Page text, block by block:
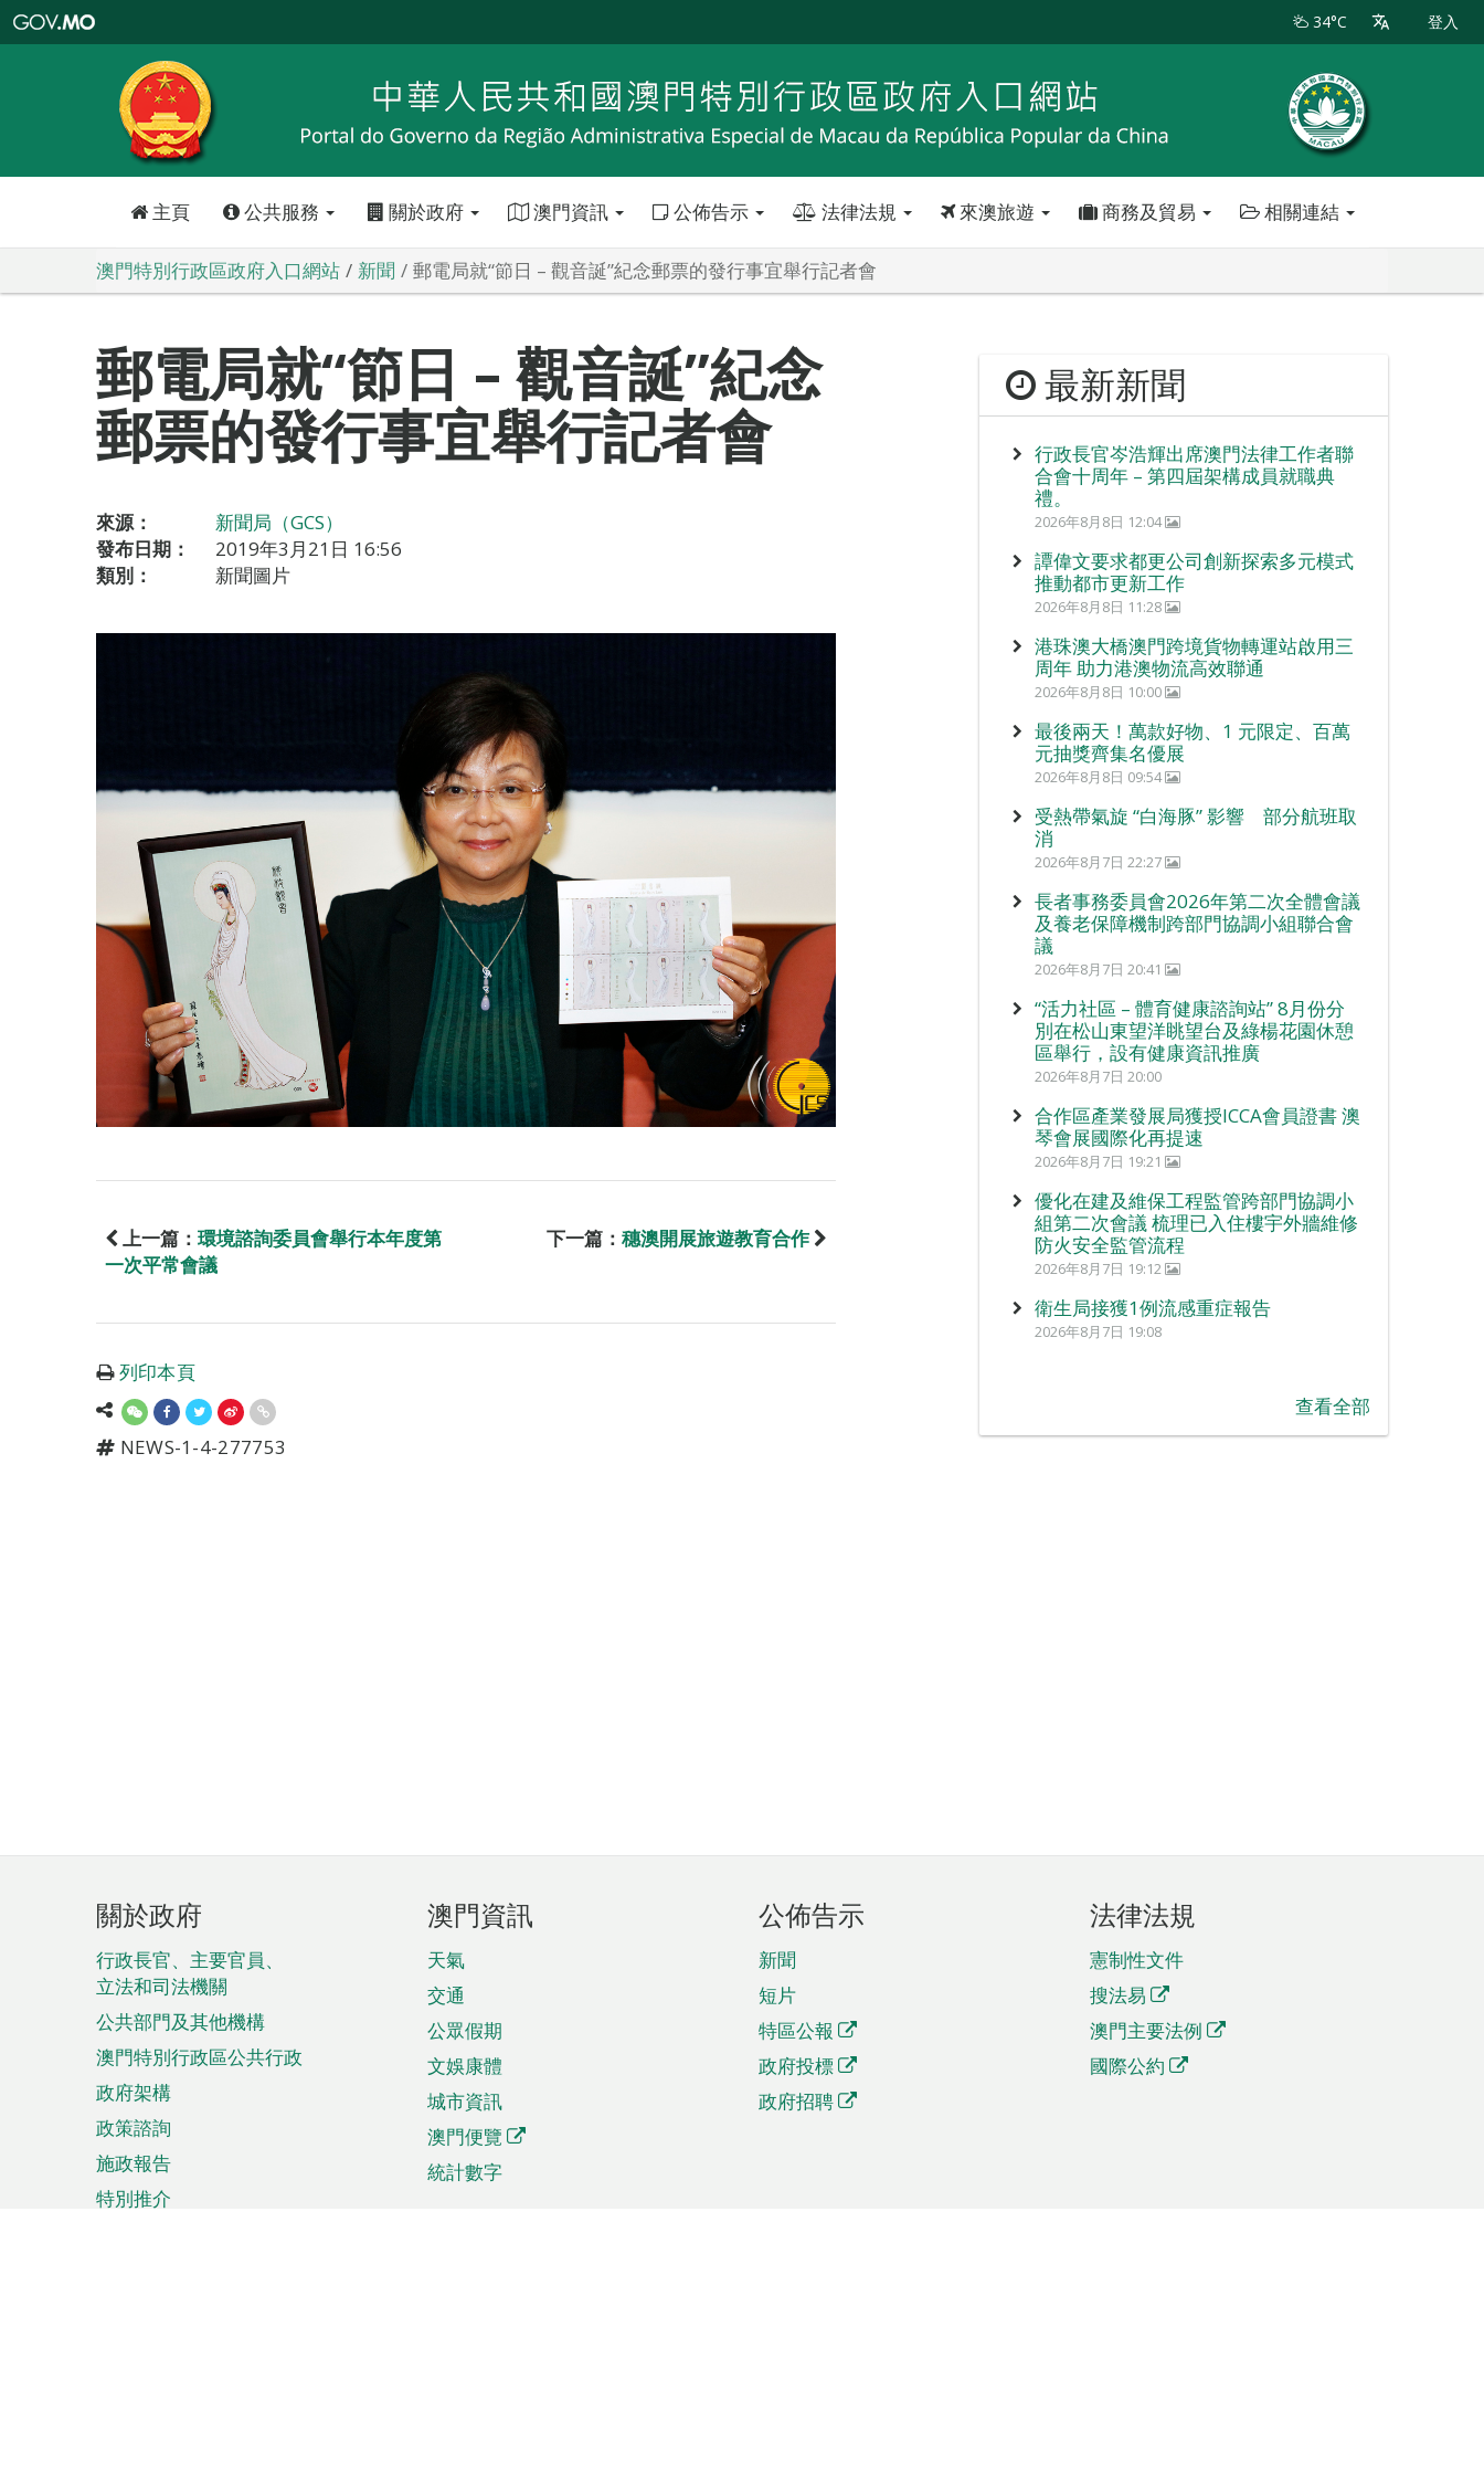
特
政
區
政
口
34°C 登入
主頁 公共服務 關於政府 澳門資訊 公佈告示 法律法規 來澳旅遊 商務及貿易 相關連結
澳門特別行政區政府入口網站 新聞 郵電局就“節日 – 觀音誕”紀念郵票的發行事宜舉行記者會
郵電局就“節日 – 觀音誕”紀念
郵票的發行事宜舉行記者會
來源：
新聞局（GCS）
發布日期：
2019年3月21日 16:56
類別：
新聞圖片
上一篇： 環境諮詢委員會舉行本年度第
一次平常會議
下一篇： 穗澳開展旅遊教育合作
列印本頁
NEWS-1-4-277753
最新新聞
行政長官岑浩輝出席澳門法律工作者聯
合會十周年 – 第四屆架構成員就職典
禮。
2026年8月8日 12:04
譚偉文要求都更公司創新探索多元模式
推動都市更新工作
2026年8月8日 11:28
港珠澳大橋澳門跨境貨物轉運站啟用三
周年 助力港澳物流高效聯通
2026年8月8日 10:00
最後兩天！萬款好物、1 元限定、百萬
元抽獎齊集名優展
2026年8月8日 09:54
受熱帶氣旋 “白海豚” 影響 部分航班取
消
2026年8月7日 22:27
長者事務委員會2026年第二次全體會議
及養老保障機制跨部門協調小組聯合會
議
2026年8月7日 20:41
“活力社區 – 體育健康諮詢站” 8月份分
別在松山東望洋眺望台及綠楊花園休憩
區舉行，設有健康資訊推廣
2026年8月7日 20:00
合作區產業發展局獲授ICCA會員證書 澳
琴會展國際化再提速
2026年8月7日 19:21
優化在建及維保工程監管跨部門協調小
組第二次會議 梳理已入住樓宇外牆維修
防火安全監管流程
2026年8月7日 19:12
衛生局接獲1例流感重症報告
2026年8月7日 19:08
查看全部
頁
腳
菜
單
關於政府
行政長官、主要官員、
立法和司法機關
公共部門及其他機構
澳門特別行政區公共行政
政府架構
政策諮詢
施政報告
特別推介
澳門資訊
天氣
交通
公眾假期
文娛康體
城市資訊
澳門便覽
統計數字
公佈告示
新聞
短片
特區公報
政府投標
政府招聘
法律法規
憲制性文件
搜法易
澳門主要法例
國際公約